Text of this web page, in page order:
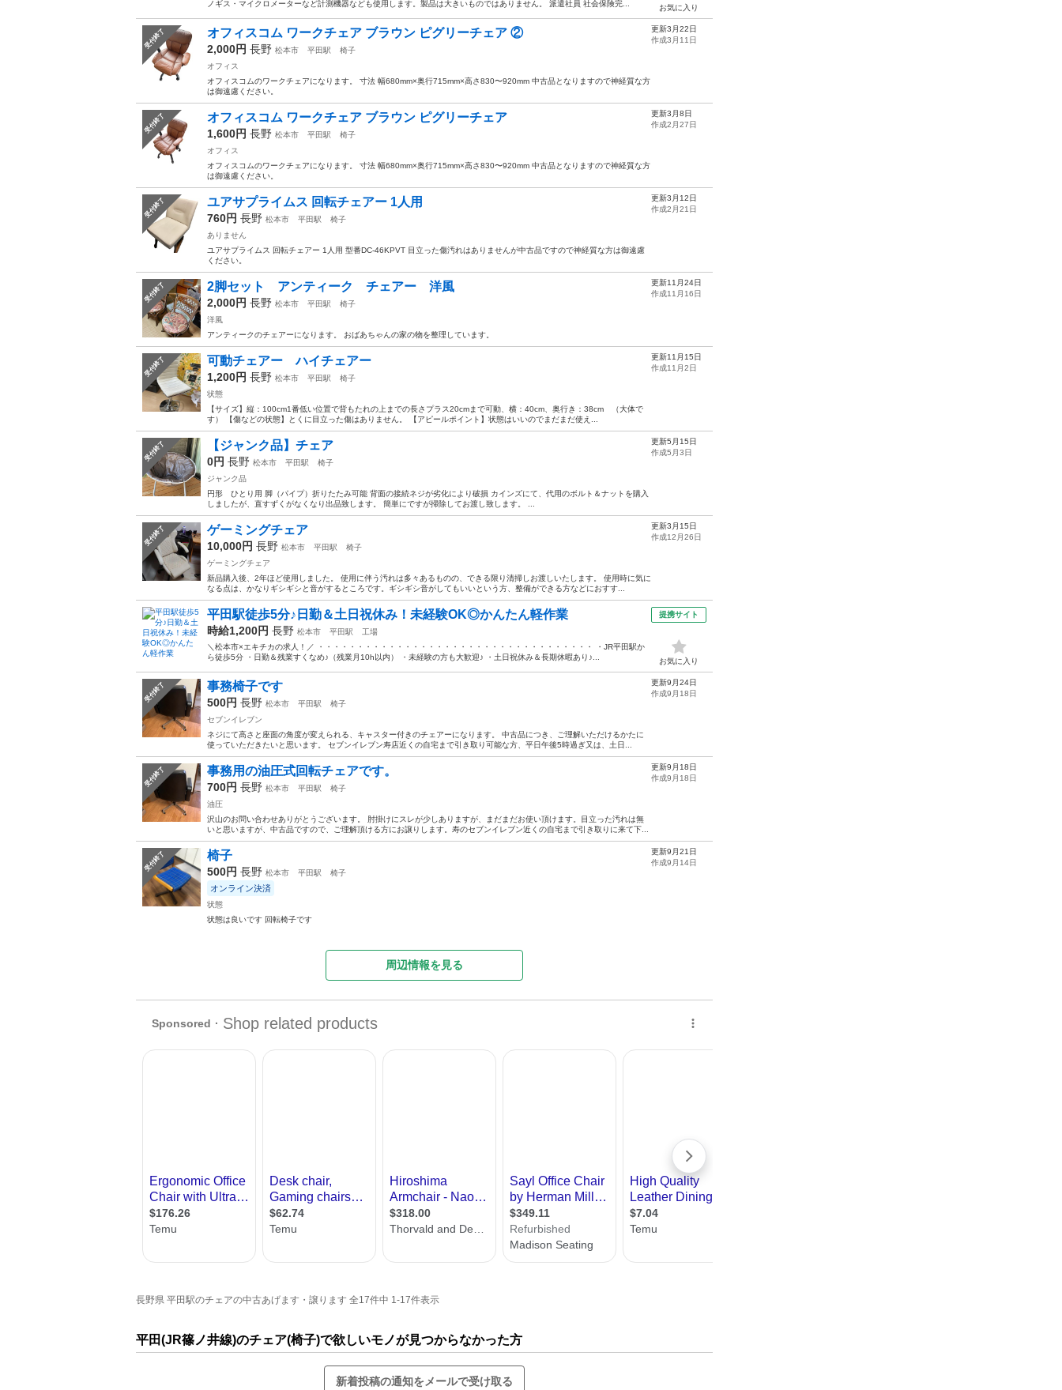
ノギス・マイクロメーターなど計測機器なども使用します。製品は大きいものではありません。 派遣社員 社会保険完...
お気に入り
受付終了 オフィスコム ワークチェア ブラウン ピグリーチェア ②
2,000円 長野 松本市 平田駅
椅子
オフィス
オフィスコムのワークチェアになります。 寸法 幅680mm×奥行715mm×高さ830〜920mm 中古品となりますので神経質な方
は御遠慮ください。
更新3月22日
作成3月11日
受付終了 オフィスコム ワークチェア ブラウン ピグリーチェア
1,600円 長野 松本市 平田駅
椅子
オフィス
オフィスコムのワークチェアになります。 寸法 幅680mm×奥行715mm×高さ830〜920mm 中古品となりますので神経質な方
は御遠慮ください。
更新3月8日
作成2月27日
受付終了 ユアサプライムス 回転チェアー 1人用
760円 長野 松本市 平田駅
椅子
ありません
ユアサプライムス 回転チェアー 1人用 型番DC-46KPVT 目立った傷汚れはありませんが中古品ですので神経質な方は御遠慮
ください。
更新3月12日
作成2月21日
受付終了 2脚セット アンティーク チェアー 洋風
2,000円 長野 松本市 平田駅
椅子
洋風
アンティークのチェアーになります。 おばあちゃんの家の物を整理しています。
更新11月24日
作成11月16日
受付終了 可動チェアー ハイチェアー
1,200円 長野 松本市 平田駅
椅子
状態
【サイズ】縦：100cm1番低い位置で背もたれの上までの長さプラス20cmまで可動、横：40cm、奥行き：38cm （大体で
す） 【傷などの状態】とくに目立った傷はありません。 【アピールポイント】状態はいいのでまだまだ使え...
更新11月15日
作成11月2日
受付終了 【ジャンク品】チェア
0円 長野 松本市 平田駅
椅子
ジャンク品
円形 ひとり用 脚（パイプ）折りたたみ可能 背面の接続ネジが劣化により破損 カインズにて、代用のボルト＆ナットを購入
しましたが、直すずくがなくなり出品致します。 簡単にですが掃除してお渡し致します。 ...
更新5月15日
作成5月3日
受付終了 ゲーミングチェア
10,000円 長野 松本市 平田駅
椅子
ゲーミングチェア
新品購入後、2年ほど使用しました。 使用に伴う汚れは多々あるものの、できる限り清掃しお渡しいたします。 使用時に気に
なる点は、かなりギシギシと音がするところです。ギシギシ音がしてもいいという方、整備ができる方などにおすす...
更新3月15日
作成12月26日
平田駅徒歩5分♪日勤＆土日祝休み！未経験OK◎かんたん軽作業
時給1,200円 長野 松本市 平田駅
工場
＼松本市×エキチカの求人！／ ・・・・・・・・・・・・・・・・・・・・・・・・・・・・・・・・・・・ ・JR平田駅か
ら徒歩5分 ・日勤＆残業すくなめ♪（残業月10h以内） ・未経験の方も大歓迎♪ ・土日祝休み＆長期休暇あり♪...
提携サイト
お気に入り
受付終了 事務椅子です
500円 長野 松本市 平田駅
椅子
セブンイレブン
ネジにて高さと座面の角度が変えられる、キャスター付きのチェアーになります。 中古品につき、ご理解いただけるかたに
使っていただきたいと思います。 セブンイレブン寿店近くの自宅まで引き取り可能な方、平日午後5時過ぎ又は、土日...
更新9月24日
作成9月18日
受付終了 事務用の油圧式回転チェアです。
700円 長野 松本市 平田駅
椅子
油圧
沢山のお問い合わせありがとうございます。 肘掛けにスレが少しありますが、まだまだお使い頂けます。目立った汚れは無
いと思いますが、中古品ですので、ご理解頂ける方にお譲りします。寿のセブンイレブン近くの自宅まで引き取りに来て下...
更新9月18日
作成9月18日
受付終了 椅子
500円 長野 松本市 平田駅 椅子
オンライン決済
状態
状態は良いです 回転椅子です
更新9月21日
作成9月14日
周辺情報を見る
長野県 平田駅のチェアの中古あげます・譲ります 全17件中 1-17件表示
平田(JR篠ノ井線)のチェア(椅子)で欲しいモノが見つからなかった方
新着投稿の通知をメールで受け取る